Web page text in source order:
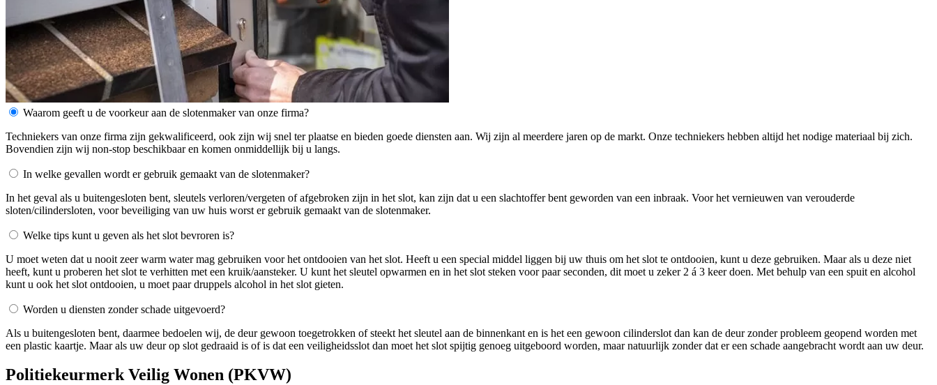
Waarom geeft u de voorkeur aan de slotenmaker van onze firma?
Techniekers van onze firma zijn gekwalificeerd, ook zijn wij snel ter plaatse en bieden goede diensten aan. Wij zijn al meerdere jaren op de markt. Onze techniekers hebben altijd het nodige materiaal bij zich.
Bovendien zijn wij non-stop beschikbaar en komen onmiddellijk bij u langs.
In welke gevallen wordt er gebruik gemaakt van de slotenmaker?
In het geval als u buitengesloten bent, sleutels verloren/vergeten of afgebroken zijn in het slot, kan zijn dat u een slachtoffer bent geworden van een inbraak. Voor het vernieuwen van verouderde
sloten/cilindersloten, voor beveiliging van uw huis worst er gebruik gemaakt van de slotenmaker.
Welke tips kunt u geven als het slot bevroren is?
U moet weten dat u nooit zeer warm water mag gebruiken voor het ontdooien van het slot. Heeft u een special middel liggen bij uw thuis om het slot te ontdooien, kunt u deze gebruiken. Maar als u deze niet
heeft, kunt u proberen het slot te verhitten met een kruik/aansteker. U kunt het sleutel opwarmen en in het slot steken voor paar seconden, dit moet u zeker 2 á 3 keer doen. Met behulp van een spuit en alcohol
kunt u ook het slot ontdooien, u moet paar druppels alcohol in het slot gieten.
Worden u diensten zonder schade uitgevoerd?
Als u buitengesloten bent, daarmee bedoelen wij, de deur gewoon toegetrokken of steekt het sleutel aan de binnenkant en is het een gewoon cilinderslot dan kan de deur zonder probleem geopend worden met
een plastic kaartje. Maar als uw deur op slot gedraaid is of is dat een veiligheidsslot dan moet het slot spijtig genoeg uitgeboord worden, maar natuurlijk zonder dat er een schade aangebracht wordt aan uw deur.
Politiekeurmerk Veilig Wonen (PKVW)